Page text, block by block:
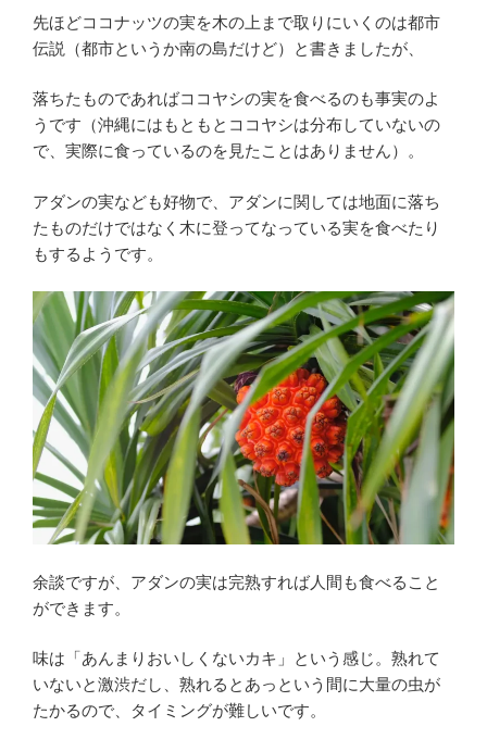
先ほどココナッツの実を木の上まで取りにいくのは都市
伝説（都市というか南の島だけど）と書きましたが、
落ちたものであればココヤシの実を食べるのも事実のよ
うです（沖縄にはもともとココヤシは分布していないの
で、実際に食っているのを見たことはありません）。
アダンの実なども好物で、アダンに関しては地面に落ち
たものだけではなく木に登ってなっている実を食べたり
もするようです。
余談ですが、アダンの実は完熟すれば人間も食べること
ができます。
味は「あんまりおいしくないカキ」という感じ。熟れて
いないと激渋だし、熟れるとあっという間に大量の虫が
たかるので、タイミングが難しいです。